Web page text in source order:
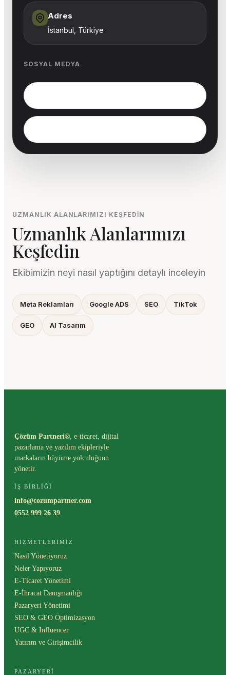
Adres
İstanbul, Türkiye
SOSYAL MEDYA
UZMANLIK ALANLARIMIZI KEŞFEDIN
Uzmanlık Alanlarımızı
Keşfedin
Ekibimizin neyi nasıl yaptığını detaylı inceleyin
Meta Reklamları Google ADS SEO TikTok
GEO AI Tasarım
Çözüm Partneri® , e-ticaret, dijital
pazarlama ve yazılım ekipleriyle
markaların büyüme yolculuğunu
yönetir.
İŞ BIRLIĞI
info@cozumpartner.com
0552 999 26 39
HIZMETLERIMIZ
Nasıl Yönetiyoruz
Neler Yapıyoruz
E-Ticaret Yönetimi
E-İhracat Danışmanlığı
Pazaryeri Yönetimi
SEO & GEO Optimizasyon
UGC & Influencer
Yatırım ve Girişimcilik
PAZARYERI